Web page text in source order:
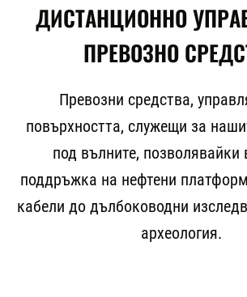
ДИСТАНЦИОННО
ПРЕВОЗНО
Превозни средства,
повърхността, служещи за
под вълните, позволявайки
поддръжка на нефтени
кабели до дълбоководни
археология.